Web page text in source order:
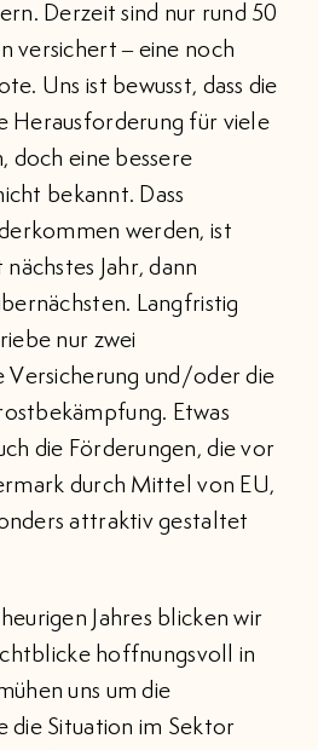
Derzeit sind nur rund 50
versichert – eine noch
Uns ist bewusst, dass die
Herausforderung für viele
doch eine bessere
bekannt. Dass
werden, ist
Jahr, dann
Langfristig
nur zwei
Versicherung und/oder die
Etwas
die Förderungen, die vor
durch Mittel von EU,
attraktiv gestaltet
Jahres blicken wir
hoffnungsvoll in
uns um die
die Situation im Sektor